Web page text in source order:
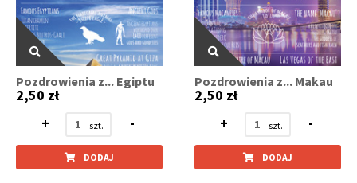
Pozdrowienia z... Egiptu
2,50 zł
+
-
DODAJ
Pozdrowienia z... Makau
2,50 zł
+
-
DODAJ